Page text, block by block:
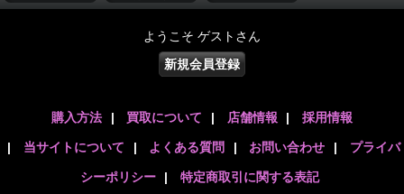
ようこそ ゲストさん
新規会員登録
購入方法 | 買取について | 店舗情報 | 採用情報
| 当サイトについて | よくある質問 | お問い合わせ | プライバ
シーポリシー | 特定商取引に関する表記